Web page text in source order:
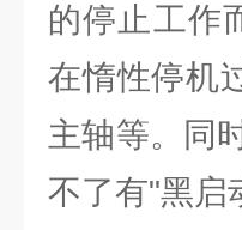
的停止工作
在惰性停机
主轴等。同
不了有"黑启